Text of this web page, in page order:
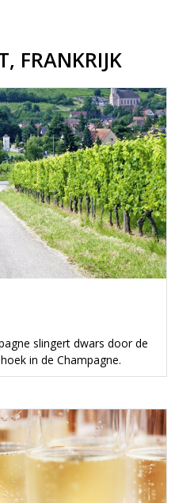
FRANKRIJK
slingert dwars door de
in de Champagne.